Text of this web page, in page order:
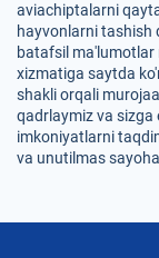
aviachiptalarni
hayvonlarni tashish
batafsil ma'lumotlar
xizmatiga saytda
shakli orqali
qadrlaymiz va sizga
imkoniyatlarni
va unutilmas